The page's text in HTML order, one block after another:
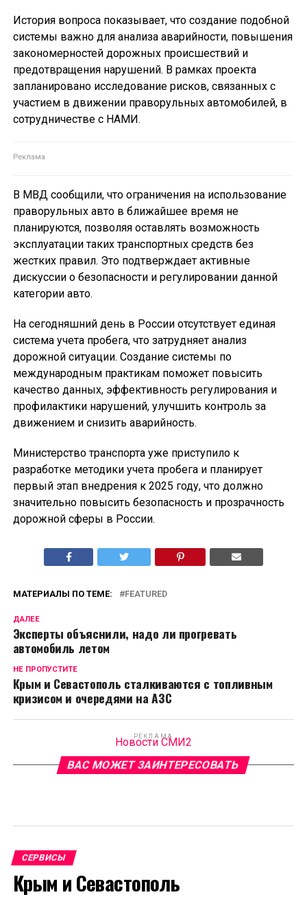
История вопроса показывает, что создание подобной
системы важно для анализа аварийности, повышения
закономерностей дорожных происшествий и
предотвращения нарушений. В рамках проекта
запланировано исследование рисков, связанных с
участием в движении праворульных автомобилей, в
сотрудничестве с НАМИ.
В МВД сообщили, что ограничения на использование
праворульных авто в ближайшее время не
планируются, позволяя оставлять возможность
эксплуатации таких транспортных средств без
жестких правил. Это подтверждает активные
дискуссии о безопасности и регулировании данной
категории авто.
На сегодняшний день в России отсутствует единая
система учета пробега, что затрудняет анализ
дорожной ситуации. Создание системы по
международным практикам поможет повысить
качество данных, эффективность регулирования и
профилактики нарушений, улучшить контроль за
движением и снизить аварийность.
Министерство транспорта уже приступило к
разработке методики учета пробега и планирует
первый этап внедрения к 2025 году, что должно
значительно повысить безопасность и прозрачность
дорожной сферы в России.
МАТЕРИАЛЫ ПО ТЕМЕ: FEATURED
ДАЛЕЕ
Эксперты объяснили, надо ли прогревать
автомобиль летом
НЕ ПРОПУСТИТЕ
Крым и Севастополь сталкиваются с топливным
кризисом и очередями на АЗС
РЕКЛАМА
Новости СМИ2
ВАС МОЖЕТ ЗАИНТЕРЕСОВАТЬ
СЕРВИСЫ
Крым и Севастополь